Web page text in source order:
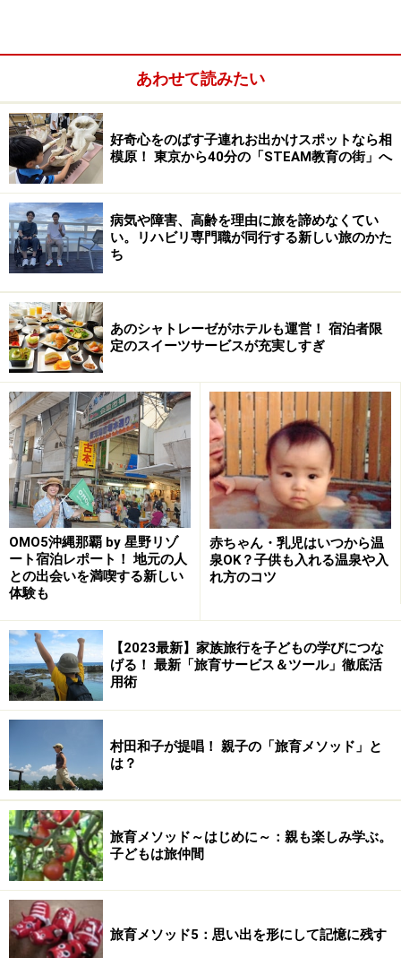
シャトレーゼホテル 長野。ファミリーや女性客の利用が多
い
基本的にどのホテルにも何らかのスイーツサービスがあ
りますが、内容はホテルによって違い、特に「スイーツ
サービスの充実ぶりがすごい！」とSNSで話題になって
いるのが、「シャトレーゼホテル 長野」です。
「シャトレーゼホテル 長野」のスイーツサ
ービスに迫る！
宿泊者限定のウェルカムスイーツサービス（15:00～18:00）
シャトレーゼ好きにはたまらない「シャトレーゼホテル
長野」。早速サービスの全貌を紹介していきましょう。
至福の滞在は、宿泊者限定ウェルカムスイーツから始ま
ります。10種類以上のスイーツから好きなものを選んだ
ら、ソフトドリンクバーで飲み物も手にして、ゆっくり
宿泊者様限定の無料アイスコーナー。30種類以上のアイスが
ズラリ！
そしてうれしいのが、宿泊者限定の無料アイスコーナ
ー。シャトレーゼといえば、アイスも有名ですよね。コ
ーナーは2カ所あり、10階の展望浴場休憩スペース（提
あわせて読みたい
好奇心をのばす子連れお出かけスポットなら相
模原！ 東京から40分の「STEAM教育の街」へ
病気や障害、高齢を理由に旅を諦めなくてい
い。リハビリ専門職が同行する新しい旅のかた
ち
あのシャトレーゼがホテルも運営！ 宿泊者限
定のスイーツサービスが充実しすぎ
OMO5沖縄那覇 by 星野リゾ
ート宿泊レポート！ 地元の人
との出会いを満喫する新しい
体験も
赤ちゃん・乳児はいつから温
泉OK？子供も入れる温泉や入
れ方のコツ
【2023最新】家族旅行を子どもの学びにつな
げる！ 最新「旅育サービス＆ツール」徹底活
用術
村田和子が提唱！ 親子の「旅育メソッド」と
は？
旅育メソッド～はじめに～：親も楽しみ学ぶ。
子どもは旅仲間
旅育メソッド5：思い出を形にして記憶に残す